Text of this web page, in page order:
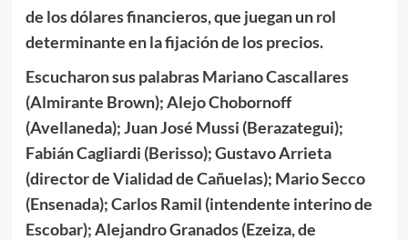
de los dólares financieros, que juegan un rol
determinante en la fijación de los precios.
Escucharon sus palabras Mariano Cascallares
(Almirante Brown); Alejo Chobornoff
(Avellaneda); Juan José Mussi (Berazategui);
Fabián Cagliardi (Berisso); Gustavo Arrieta
(director de Vialidad de Cañuelas); Mario Secco
(Ensenada); Carlos Ramil (intendente interino de
Escobar); Alejandro Granados (Ezeiza, de